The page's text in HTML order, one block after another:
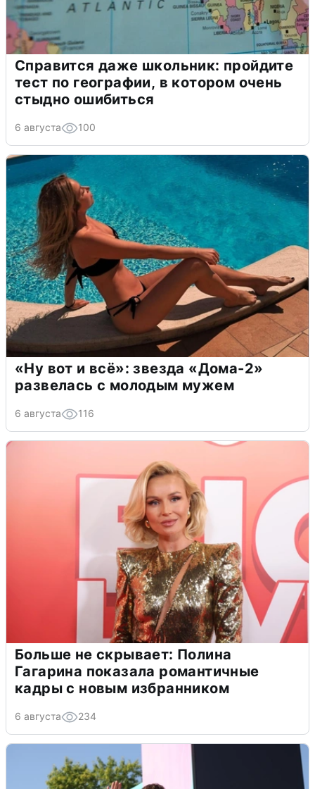
Справится даже школьник: пройдите
тест по географии, в котором очень
стыдно ошибиться
6 августа 100
«Ну вот и всё»: звезда «Дома-2»
развелась с молодым мужем
6 августа 116
Больше не скрывает: Полина
Гагарина показала романтичные
кадры с новым избранником
6 августа 234